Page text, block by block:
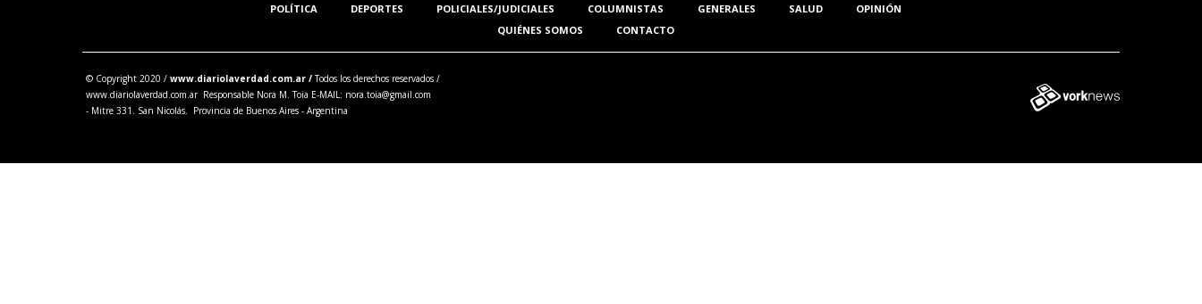
POLÍTICA DEPORTES POLICIALES/JUDICIALES COLUMNISTAS GENERALES SALUD
OPINIÓN
QUIÉNES SOMOS
CONTACTO
© Copyright 2020 / www.diariolaverdad.com.ar /Todos los derechos reservados /
www.diariolaverdad.com.ar Responsable Nora M. Toia E-MAIL: nora.toia@gmail.com
- Mitre 331. San Nicolás. Provincia de Buenos Aires - Argentina